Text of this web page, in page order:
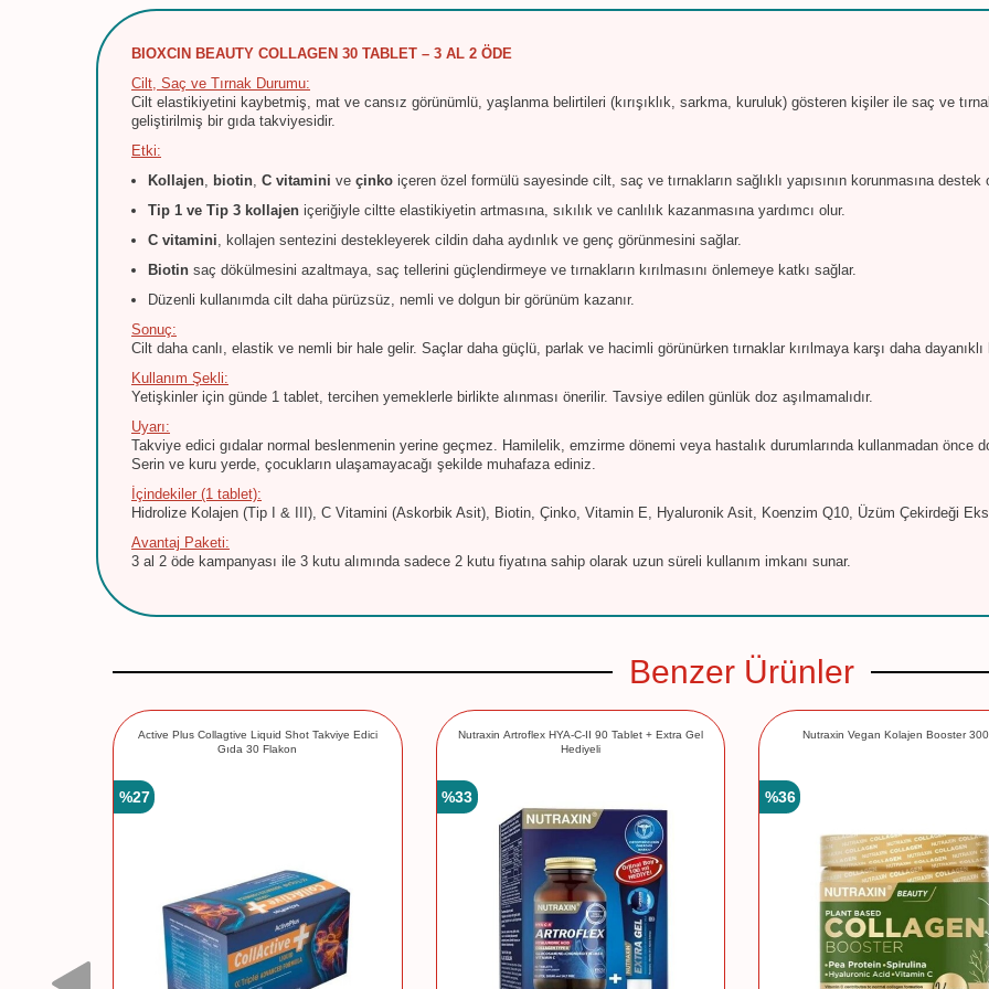
BIOXCIN BEAUTY COLLAGEN 30 TABLET – 3 AL 2 ÖDE
Cilt, Saç ve Tırnak Durumu:
Cilt elastikiyetini kaybetmiş, mat ve cansız görünümlü, yaşlanma belirtileri (kırışıklık, sarkma, kuruluk) gösteren kişiler ile saç ve
geliştirilmiş bir gıda takviyesidir.
Etki:
Kollajen, biotin, C vitamini ve çinko içeren özel formülü sayesinde cilt, saç ve tırnakların sağlıklı yapısının korunmasına destek
Tip 1 ve Tip 3 kollajen içeriğiyle ciltte elastikiyetin artmasına, sıkılık ve canlılık kazanmasına yardımcı olur.
C vitamini, kollajen sentezini destekleyerek cildin daha aydınlık ve genç görünmesini sağlar.
Biotin saç dökülmesini azaltmaya, saç tellerini güçlendirmeye ve tırnakların kırılmasını önlemeye katkı sağlar.
Düzenli kullanımda cilt daha pürüzsüz, nemli ve dolgun bir görünüm kazanır.
Sonuç:
Cilt daha canlı, elastik ve nemli bir hale gelir. Saçlar daha güçlü, parlak ve hacimli görünürken tırnaklar kırılmaya karşı daha dayanıklı
Kullanım Şekli:
Yetişkinler için günde 1 tablet, tercihen yemeklerle birlikte alınması önerilir. Tavsiye edilen günlük doz aşılmamalıdır.
Uyarı:
Takviye edici gıdalar normal beslenmenin yerine geçmez. Hamilelik, emzirme dönemi veya hastalık durumlarında kullanmadan önce
Serin ve kuru yerde, çocukların ulaşamayacağı şekilde muhafaza ediniz.
İçindekiler (1 tablet):
Hidrolize Kolajen (Tip I & III), C Vitamini (Askorbik Asit), Biotin, Çinko, Vitamin E, Hyaluronik Asit, Koenzim Q10, Üzüm Çekirdeği
Avantaj Paketi:
3 al 2 öde kampanyası ile 3 kutu alımında sadece 2 kutu fiyatına sahip olarak uzun süreli kullanım imkanı sunar.
Benzer Ürünler
Active Plus Collagtive Liquid Shot Takviye Edici
Gıda 30 Flakon
%27
Nutraxin Artroflex HYA-C-II 90 Tablet + Extra Gel
Hediyeli
%33
Nutraxin Vegan Kolajen Booster
%36